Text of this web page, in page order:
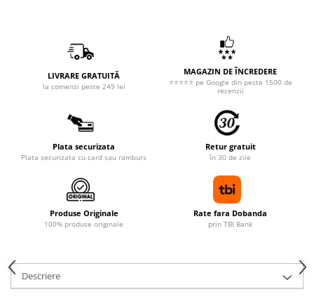
LIVRARE GRATUITĂ
la comenzi peste 249 lei
MAGAZIN DE ÎNCREDERE
⭐⭐⭐⭐⭐ pe Google din peste 1500 de
recenzii
Plata securizata
Plata securizata cu card sau ramburs
Retur gratuit
în 30 de zile
Produse Originale
100% produse originale
Rate fara Dobanda
prin TBI Bank
Descriere